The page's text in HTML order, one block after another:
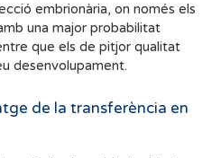
embrionària, on només els
una major probabilitat
que els de pitjor qualitat
desenvolupament.
de la transferència en